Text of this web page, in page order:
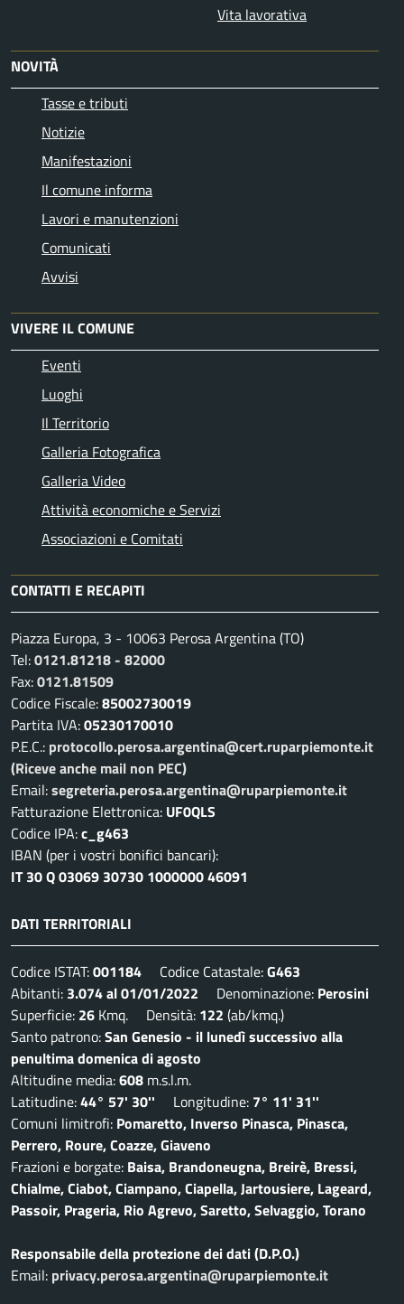
Vita lavorativa
NOVITÀ
Tasse e tributi
Notizie
Manifestazioni
Il comune informa
Lavori e manutenzioni
Comunicati
Avvisi
VIVERE IL COMUNE
Eventi
Luoghi
Il Territorio
Galleria Fotografica
Galleria Video
Attività economiche e Servizi
Associazioni e Comitati
CONTATTI E RECAPITI
Piazza Europa, 3 - 10063 Perosa Argentina (TO)
Tel:0121.81218 - 82000
Fax:0121.81509
Codice Fiscale:85002730019
Partita IVA:05230170010
P.E.C.: protocollo.perosa.argentina@cert.ruparpiemonte.it
(Riceve anche mail non PEC)
Email:segreteria.perosa.argentina@ruparpiemonte.it
Fatturazione Elettronica: UF0QLS
Codice IPA:c_g463
IBAN (per i vostri bonifici bancari):
IT 30 Q 03069 30730 1000000 46091
DATI TERRITORIALI
Codice ISTAT:001184 Codice Catastale:G463
Abitanti: 3.074 al 01/01/2022 Denominazione: Perosini
Superficie: 26 Kmq. Densità: 122 (ab/kmq.)
Santo patrono:San Genesio - il lunedì successivo alla
penultima domenica di agosto
Altitudine media:608 m.s.l.m.
Latitudine:44° 57' 30'' Longitudine: 7° 11' 31''
Comuni limitrofi: Pomaretto, Inverso Pinasca, Pinasca,
Perrero, Roure, Coazze, Giaveno
Frazioni e borgate: Baisa, Brandoneugna, Breirè, Bressi,
Chialme, Ciabot, Ciampano, Ciapella, Jartousiere, Lageard,
Passoir, Prageria, Rio Agrevo, Saretto, Selvaggio, Torano
Responsabile della protezione dei dati (D.P.O.)
Email: privacy.perosa.argentina@ruparpiemonte.it